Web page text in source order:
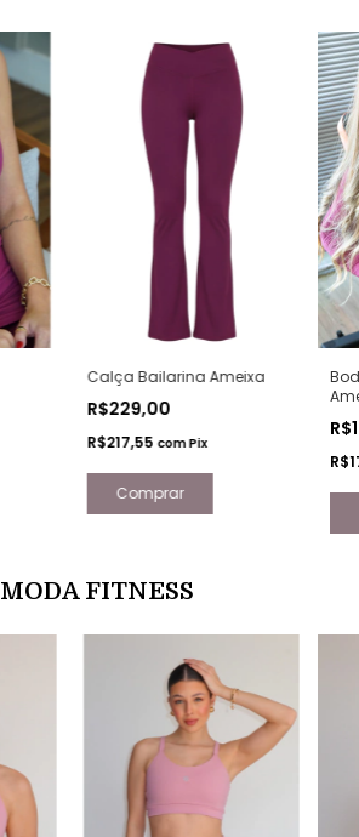
Calça Bailarina Ameixa
R$229,00
R$217,55com Pix
Comprar
MODA FITNESS